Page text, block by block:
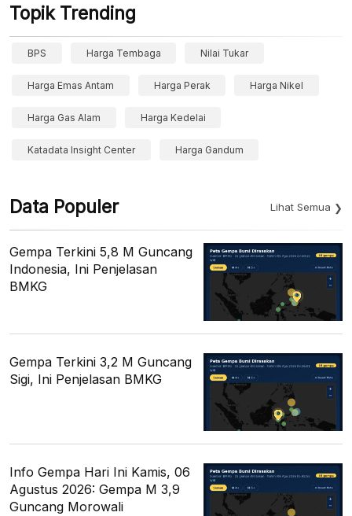
Topik Trending
BPS Harga Tembaga Nilai Tukar
Harga Emas Antam Harga Perak Harga Nikel
Harga Gas Alam Harga Kedelai
Katadata Insight Center Harga Gandum
Data Populer Lihat Semua
Gempa Terkini 5,8 M Guncang
Indonesia, Ini Penjelasan
BMKG
Gempa Terkini 3,2 M Guncang
Sigi, Ini Penjelasan BMKG
Info Gempa Hari Ini Kamis, 06
Agustus 2026: Gempa M 3,9
Guncang Morowali